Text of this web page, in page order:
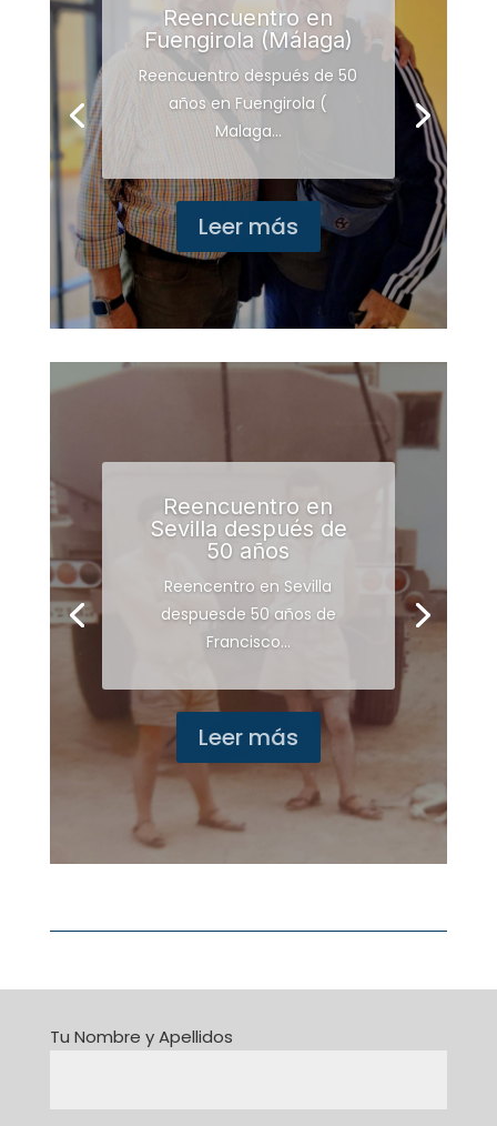
Reencuentro en
Fuengirola (Málaga)
Reencuentro después de 50
años en Fuengirola (
Malaga...
Leer más
Reencuentro en
Sevilla después de
50 años
Reencentro en Sevilla
despuesde 50 años de
Francisco...
Leer más
Tu Nombre y Apellidos